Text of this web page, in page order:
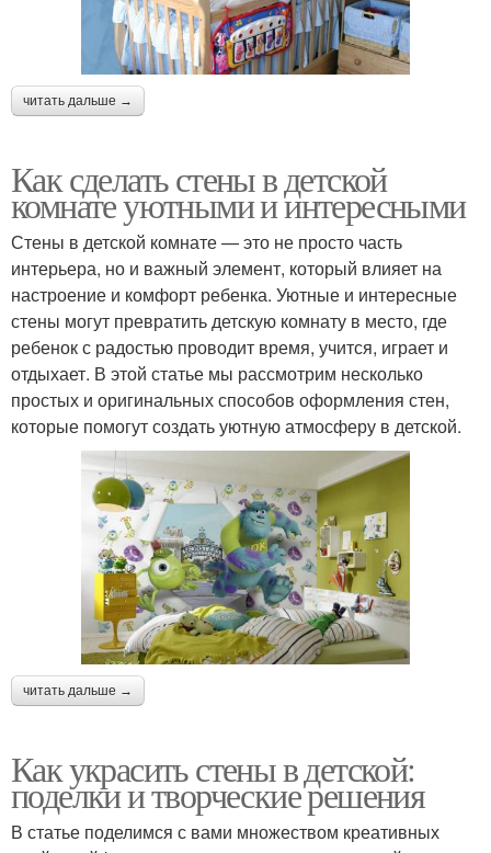
читать дальше →
Как сделать стены в детской
комнате уютными и интересными
Стены в детской комнате — это не просто часть
интерьера, но и важный элемент, который влияет на
настроение и комфорт ребенка. Уютные и интересные
стены могут превратить детскую комнату в место, где
ребенок с радостью проводит время, учится, играет и
отдыхает. В этой статье мы рассмотрим несколько
простых и оригинальных способов оформления стен,
которые помогут создать уютную атмосферу в детской.
читать дальше →
Как украсить стены в детской:
поделки и творческие решения
В статье поделимся с вами множеством креативных